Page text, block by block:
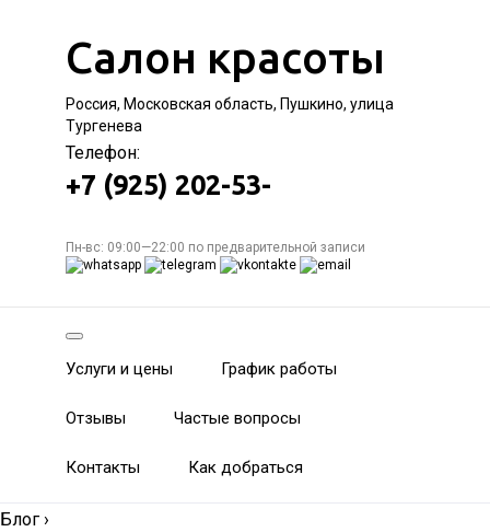
Салон красоты
Россия, Московская область, Пушкино, улица
Тургенева
Телефон:
+7 (925) 202-53-
Пн-вс: 09:00—22:00 по предварительной записи
Услуги и цены График работы
Отзывы Частые вопросы
Контакты Как добраться
Блог ›